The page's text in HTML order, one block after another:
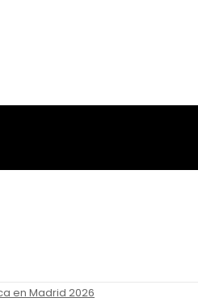
en Madrid 2026